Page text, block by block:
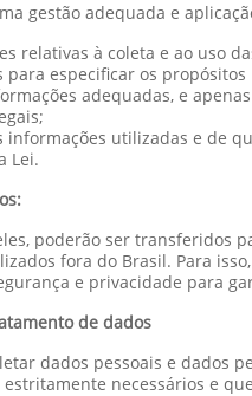
gestão adequada e
relativas à coleta e ao uso
especificar os
adequadas, e
utilizadas e de
Lei.
poderão ser transferidos
fora do Brasil. Para
e privacidade para
de dados
dados pessoais e
necessários e